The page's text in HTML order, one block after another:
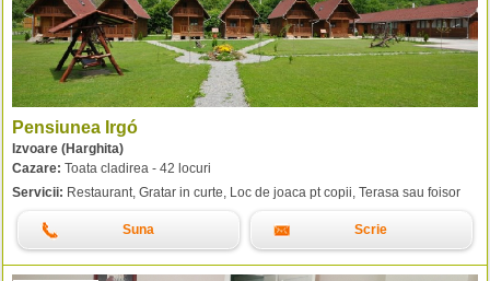
Pensiunea Irgó
Izvoare (Harghita)
Cazare: Toata cladirea - 42 locuri
Servicii: Restaurant, Gratar in curte, Loc de joaca pt copii, Terasa sau foisor
Suna Scrie